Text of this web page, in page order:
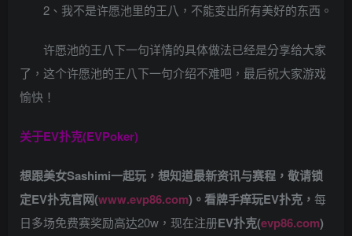
2、我不是许愿池里的王八，不能变出所有美好的东西。
许愿池的王八下一句详情的具体做法已经是分享给大家
了，这个许愿池的王八下一句介绍不难吧，最后祝大家游戏
愉快！
关于EV扑克(EVPoker)
想跟美女Sashimi一起玩， 想知道最新资讯与赛程， 敬请锁
定EV扑克官网(www.evp86.com)。看牌手痒玩EV扑克， 每
日多场免费赛奖励高达20w，现在注册EV扑克(evp86.com)